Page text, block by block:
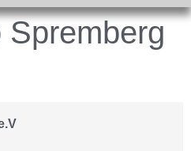
Spremberg